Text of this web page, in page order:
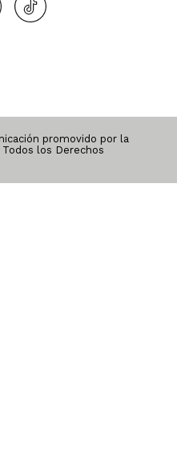
promovido por la
los Derechos